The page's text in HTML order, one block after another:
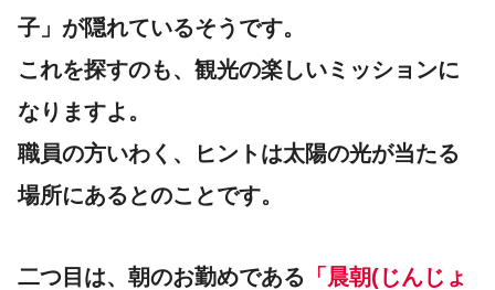
子」が隠れているそうです。
これを探すのも、観光の楽しいミッションに
なりますよ。
職員の方いわく、ヒントは太陽の光が当たる
場所にあるとのことです。
二つ目は、朝のお勤めである 「晨朝(じんじょ